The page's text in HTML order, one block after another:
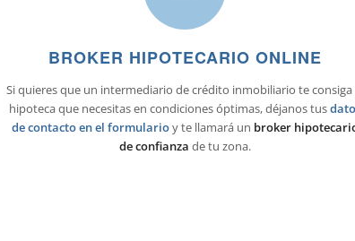
BROKER HIPOTECARIO ONLINE
Si quieres que un intermediario de crédito inmobiliario te consiga
hipoteca que necesitas en condiciones óptimas, déjanos tus
de contacto en el formularioy te llamará un broker
de confianza de tu zona.